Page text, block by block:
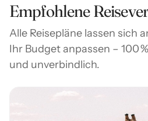
Empfohlene
Alle Reisepläne lassen sich
Ihr Budget anpassen – 100
und unverbindlich.